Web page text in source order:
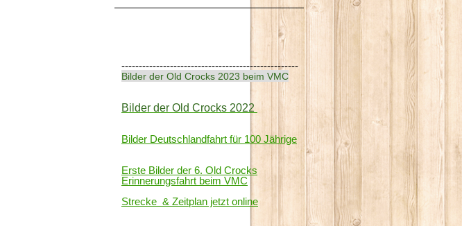
---------------------------------------------------
Bilder der Old Crocks 2023 beim VMC
Bilder der Old Crocks 2022
Bilder Deutschlandfahrt für 100 Jährige
Erste Bilder der 6. Old Crocks
Erinnerungsfahrt beim VMC
Strecke & Zeitplan jetzt online